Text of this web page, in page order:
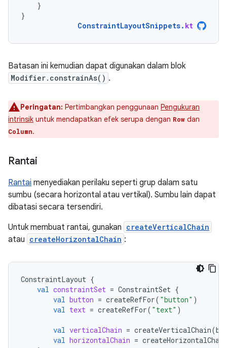
}
}
ConstraintLayoutSnippets. kt
Batasan ini kemudian dapat digunakan dalam blok
Modifier.constrainAs() .
Peringatan: Pertimbangkan penggunaan Pengukuran
intrinsik untuk mendapatkan efek serupa dengan Row dan
Column.
Rantai
Rantai menyediakan perilaku seperti grup dalam satu
sumbu (secara horizontal atau vertikal). Sumbu lain dapat
dibatasi secara tersendiri.
Untuk membuat rantai, gunakan createVerticalChain
atau createHorizontalChain :
ConstraintLayout {
val constraintSet = ConstraintSet {
val button = createRefFor( "button" )
val text = createRefFor( "text" )
val verticalChain = createVerticalChain(
val horizontalChain = createHorizontalChain